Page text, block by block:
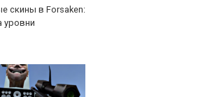
скины в Forsaken:
уровни